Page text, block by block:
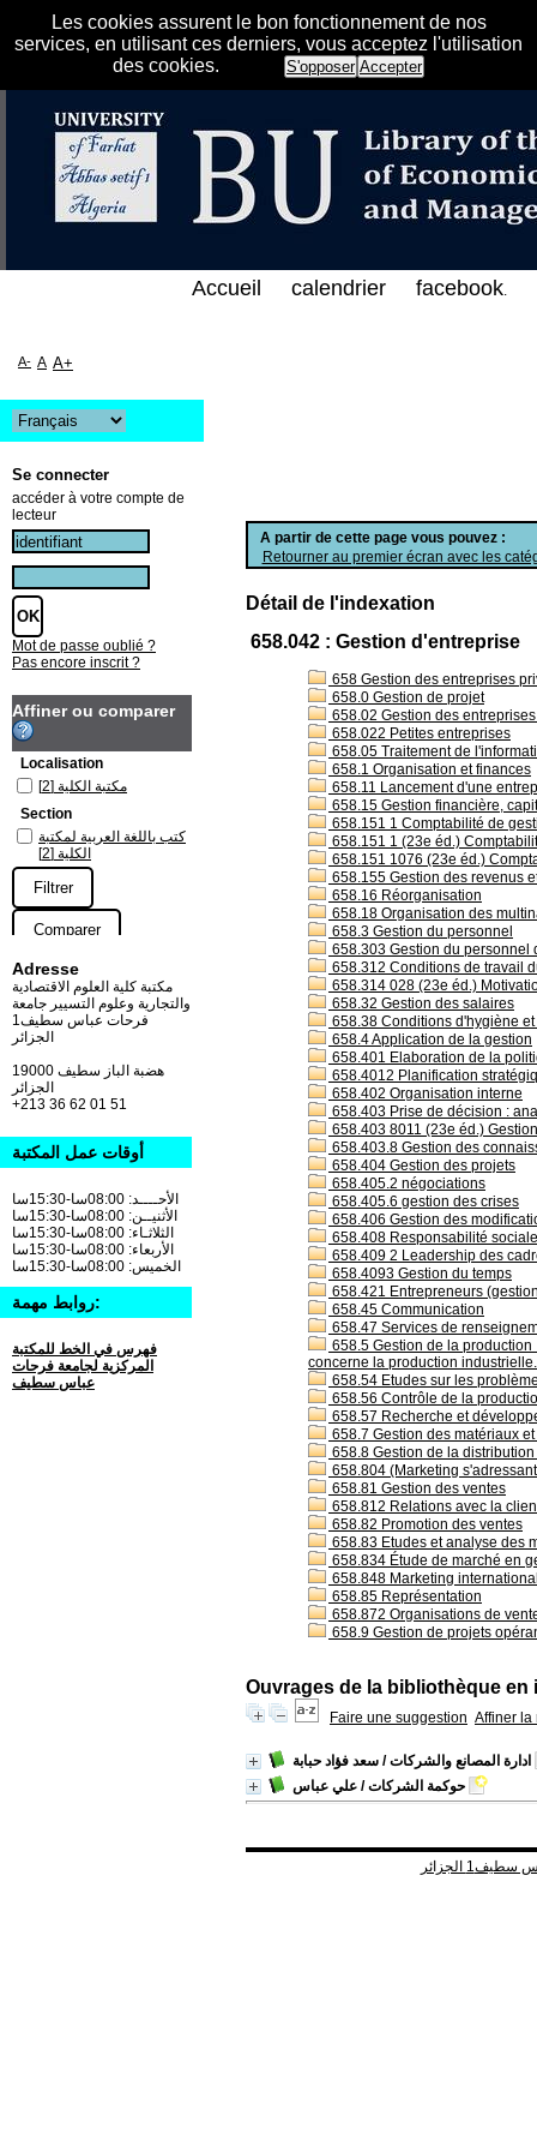
Les cookies assurent le bon fonctionnement de nos
services, en utilisant ces derniers, vous acceptez l'utilisation
des cookies.
S'opposer Accepter
الإلكتروني على الخط المباشر لمكتبة كلية
A partir de cette page vous pouvez :
Retourner au premier écran avec les
Détail de l'indexation
658.042 : Gestion d'entreprise
658 Gestion des entreprises
658.0 Gestion de projet
658.02 Gestion des
658.022 Petites entreprises
658.05 Traitement de
658.1 Organisation et finances
658.11 Lancement d'une
658.15 Gestion financière,
658.151 1 Comptabilité de
658.151 1 (23e éd.)
658.151 1076 (23e éd.)
658.155 Gestion des revenus
658.16 Réorganisation
658.18 Organisation des
658.3 Gestion du personnel
658.303 Gestion du
658.312 Conditions de travail
658.314 028 (23e éd.)
658.32 Gestion des salaires
658.38 Conditions d'hygiène
658.4 Application de la gestion
658.401 Elaboration de la
658.4012 Planification
658.402 Organisation interne
658.403 Prise de décision :
658.403 8011 (23e éd.)
658.403.8 Gestion des
658.404 Gestion des projets
658.405.2 négociations
658.405.6 gestion des crises
658.406 Gestion des
658.408 Responsabilité
658.409 2 Leadership des
658.4093 Gestion du temps
658.421 Entrepreneurs
658.45 Communication
658.47 Services de
658.5 Gestion de la
concerne la production
658.54 Etudes sur les
658.56 Contrôle de la
658.57 Recherche et
658.7 Gestion des matériaux
658.8 Gestion de la
658.804 (Marketing
658.81 Gestion des ventes
658.812 Relations avec la
658.82 Promotion des ventes
658.83 Etudes et analyse des
658.834 Étude de marché en
658.848 Marketing
658.85 Représentation
658.872 Organisations de
658.9 Gestion de projets
Ouvrages de la bibliothèque en
Faire une suggestion Affiner la
ادارة المصانع والشركات/ سعد فؤاد حبابة
حوكمة الشركات/ علي عباس
Accueil calendrier facebook.
A- A A+
Se connecter
accéder à votre compte de
lecteur
Mot de passe oublié ?
Pas encore inscrit ?
Affiner ou comparer
Localisation
مكتبة الكلية [2]
Section
كتب باللغة العربية لمكتبة
الكلية [2]
Adresse
مكتبة كلية العلوم الاقتصادية
والتجارية وعلوم التسيير جامعة
فرحات عباس سطيف1
الجزائر
19000 هضبة الباز سطيف
+213 36 62 01 51
أوقات عمل المكتبة
الأحــــد: 08:00سا-15:30سا
الأثنيــن: 08:00سا-15:30سا
الثلاثـاء: 08:00سا-15:30سا
الأربعاء: 08:00سا-15:30سا
الخميس: 08:00سا-15:30سا
روابط مهمة:
فهرس في الخط للمكتبة
المركزية لجامعة فرحات
عباس سطيف